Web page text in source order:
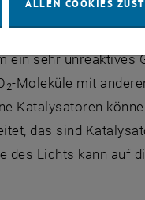
ein sehr unreaktives
2-Moleküle mit
Katalysatoren
das sind
des Lichts kann auf
ALLEN COOKIES